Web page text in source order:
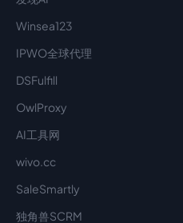
Winsea123
IPWO全球代理
DSFulfill
OwlProxy
AI工具网
wivo.cc
SaleSmartly
独角兽SCRM